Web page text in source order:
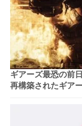
ギアーズ最恐の前
再構築されたギア